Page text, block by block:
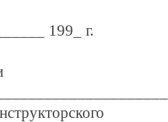
199_ г.